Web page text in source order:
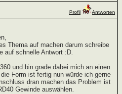
Profil Antworten
Thema auf machen darum schreibe
auf schnelle Antwort :D.
und bin grade dabei mich an einen
Form ist fertig nun würde ich gerne
dran machen das Problem ist
Gewinde auswählen.